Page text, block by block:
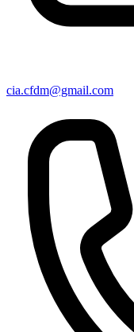
cia.cfdm@gmail.com